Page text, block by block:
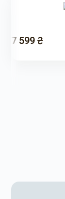
7 599 ₴